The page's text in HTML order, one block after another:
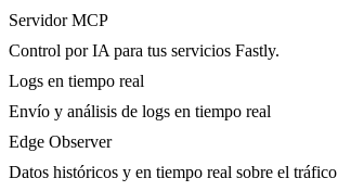
Servidor MCP
Control por IA para tus servicios Fastly.
Logs en tiempo real
Envío y análisis de logs en tiempo real
Edge Observer
Datos históricos y en tiempo real sobre el tráfico